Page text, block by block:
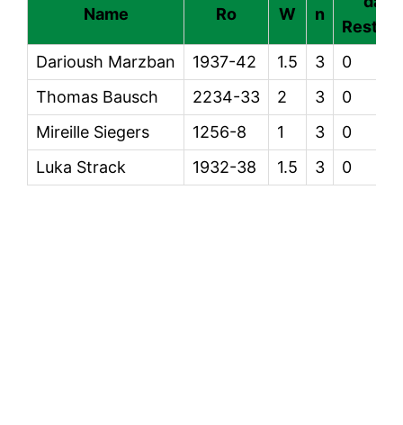
Name Ro W n
Darioush Marzban
1937-42 1.5 3
0
Thomas Bausch
2234-33 2 3
0
Mireille Siegers
1256-8 1 3
0
Luka Strack
1932-38 1.5 3 0